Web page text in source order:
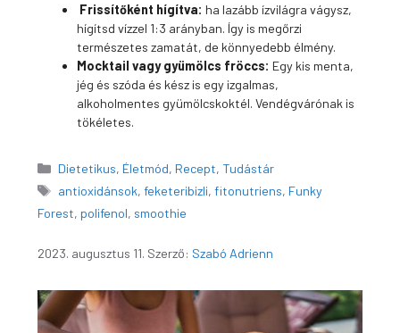
Frissítőként hígítva: ha lazább ízvilágra vágysz,
hígítsd vízzel 1:3 arányban. Így is megőrzi
természetes zamatát, de könnyedebb élmény.
Mocktail vagy gyümölcs fröccs: Egy kis menta,
jég és szóda és kész is egy izgalmas,
alkoholmentes gyümölcskoktél. Vendégvárónak is
tökéletes.
Kategória
Dietetikus, Életmód, Recept, Tudástár
Címkék
antioxidánsok,feketeribizli,fitonutriens, Funky
Forest, polifenol, smoothie
2023. augusztus 11. Szerző: Szabó Adrienn